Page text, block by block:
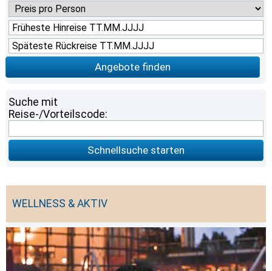
Angebote finden
Suche mit
Reise-/Vorteilscode:
Schnellsuche starten
WELLNESS & AKTIV